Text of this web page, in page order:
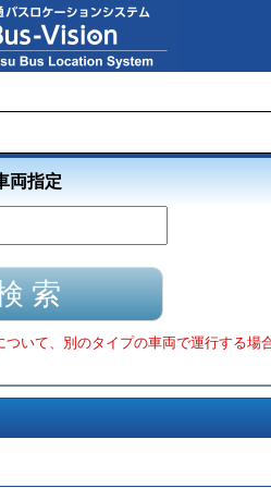
両指定
いて、別のタイプの車両で運行する場